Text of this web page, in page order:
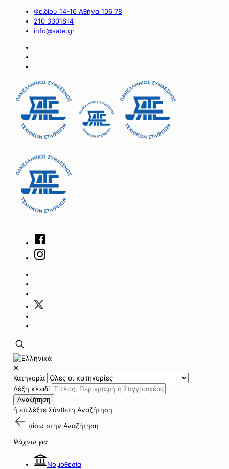
Φειδίου 14-16 Αθήνα 106 78
210 3301814
info@sate.gr
✕
Κατηγορία
Λέξη κλειδί
Αναζήτηση
ή επιλέξτε Σύνθετη Αναζήτηση
πίσω στην Αναζήτηση
Ψάχνω για
Νομοθεσία